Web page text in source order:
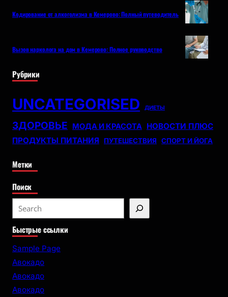
Кодирование от алкоголизма в Кемерово: Полный путеводитель
Вызов нарколога на дом в Кемерово: Полное руководство
Рубрики
UNCATEGORISED ДИЕТЫ
ЗДОРОВЬЕ МОДА И КРАСОТА НОВОСТИ ПЛЮС
ПРОДУКТЫ ПИТАНИЯ
ПУТЕШЕСТВИЯ СПОРТ И ЙОГА
Метки
Поиск
e
a
r
Быстрые ссылки
Sample Page
Авокадо
Авокадо
Авокадо